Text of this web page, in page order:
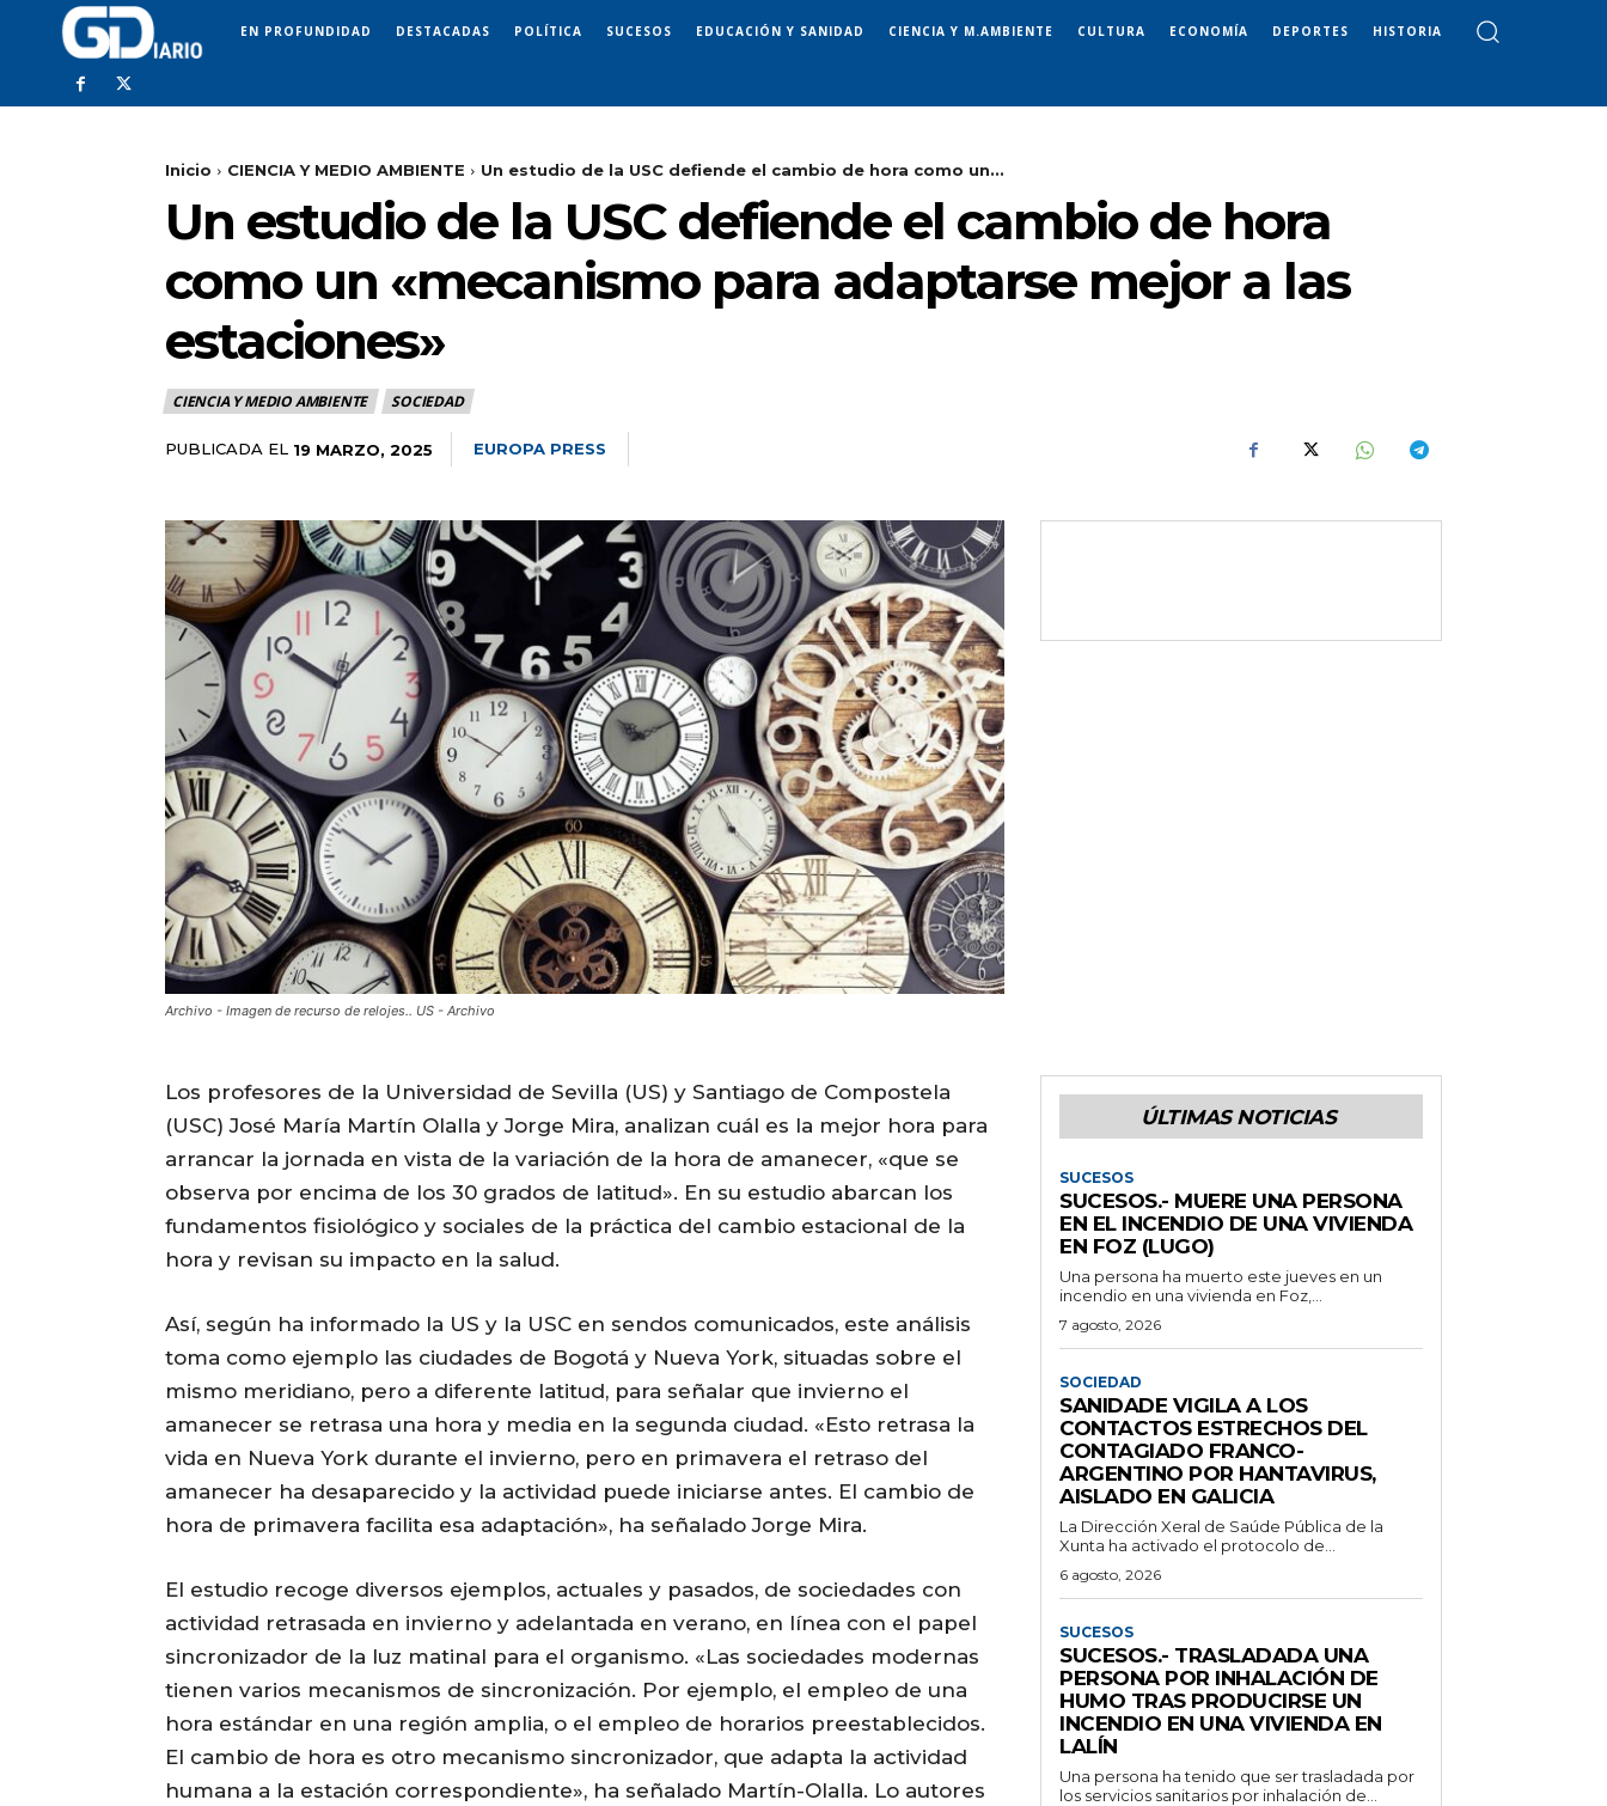
EN PROFUNDIDAD DESTACADAS POLÍTICA SUCESOS EDUCACIÓN Y SANIDAD CIENCIA Y M.AMBIENTE CULTURA ECONOMÍA DEPORTES HISTORIA
Inicio CIENCIA Y MEDIO AMBIENTE Un estudio de la USC defiende el cambio de hora como un...
Un estudio de la USC defiende el cambio de hora
como un «mecanismo para adaptarse mejor a las
estaciones»
CIENCIA Y MEDIO AMBIENTE SOCIEDAD
PUBLICADA EL 19 MARZO, 2025 EUROPA PRESS
Archivo - Imagen de recurso de relojes.. US - Archivo
Los profesores de la Universidad de Sevilla (US) y Santiago de Compostela
(USC) José María Martín Olalla y Jorge Mira, analizan cuál es la mejor hora para
arrancar la jornada en vista de la variación de la hora de amanecer, «que se
observa por encima de los 30 grados de latitud». En su estudio abarcan los
fundamentos fisiológico y sociales de la práctica del cambio estacional de la
hora y revisan su impacto en la salud.
Así, según ha informado la US y la USC en sendos comunicados, este análisis
toma como ejemplo las ciudades de Bogotá y Nueva York, situadas sobre el
mismo meridiano, pero a diferente latitud, para señalar que invierno el
amanecer se retrasa una hora y media en la segunda ciudad. «Esto retrasa la
vida en Nueva York durante el invierno, pero en primavera el retraso del
amanecer ha desaparecido y la actividad puede iniciarse antes. El cambio de
hora de primavera facilita esa adaptación», ha señalado Jorge Mira.
El estudio recoge diversos ejemplos, actuales y pasados, de sociedades con
actividad retrasada en invierno y adelantada en verano, en línea con el papel
sincronizador de la luz matinal para el organismo. «Las sociedades modernas
tienen varios mecanismos de sincronización. Por ejemplo, el empleo de una
hora estándar en una región amplia, o el empleo de horarios preestablecidos.
El cambio de hora es otro mecanismo sincronizador, que adapta la actividad
humana a la estación correspondiente», ha señalado Martín-Olalla. Lo autores
ÚLTIMAS NOTICIAS
SUCESOS
SUCESOS.- MUERE UNA PERSONA
EN EL INCENDIO DE UNA VIVIENDA
EN FOZ (LUGO)
Una persona ha muerto este jueves en un
incendio en una vivienda en Foz,...
7 agosto, 2026
SOCIEDAD
SANIDADE VIGILA A LOS
CONTACTOS ESTRECHOS DEL
CONTAGIADO FRANCO-
ARGENTINO POR HANTAVIRUS,
AISLADO EN GALICIA
La Dirección Xeral de Saúde Pública de la
Xunta ha activado el protocolo de...
6 agosto, 2026
SUCESOS
SUCESOS.- TRASLADADA UNA
PERSONA POR INHALACIÓN DE
HUMO TRAS PRODUCIRSE UN
INCENDIO EN UNA VIVIENDA EN
LALÍN
Una persona ha tenido que ser trasladada por
los servicios sanitarios por inhalación de...